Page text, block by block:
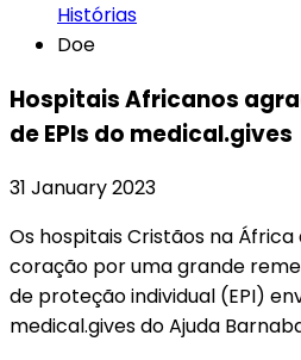
Histórias
Doe
Hospitais Africanos
de EPIs do medical.gives
31 January 2023
Os hospitais Cristãos na
coração por uma grande
de proteção individual (EPI)
medical.gives do Ajuda